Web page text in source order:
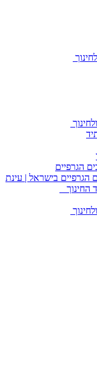
הגרפיים
הגרפיים בישראל | עינת
החינוך